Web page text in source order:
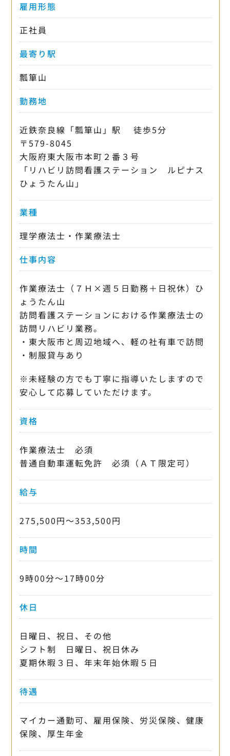
雇用形態
正社員
最寄り駅
瓢箪山
勤務地
近鉄奈良線「瓢箪山」駅 徒歩5分
〒579-8045
大阪府東大阪市本町２番３号
「リハビリ訪問看護ステーション ルピナス
ひょうたん山」
業種
理学療法士・作業療法士
仕事内容
作業療法士（７Ｈ×週５日勤務＋日祝休）ひ
ょうたん山
訪問看護ステーションにおける作業療法士の
訪問リハビリ業務。
・東大阪市と周辺地域へ、軽の社有車で訪問
・制服貸与あり
※未経験の方でも丁寧に指導いたしますので
安心して応募していただけます。
資格
作業療法士 必須
普通自動車運転免許 必須（ＡＴ限定可）
給与
275,500円〜353,500円
時間
9時00分〜17時00分
休日
日曜日、祝日、その他
シフト制 日曜日、祝日休み
夏期休暇３日、年末年始休暇５日
待遇
マイカー通勤可、雇用保険、労災保険、健康
保険、厚生年金